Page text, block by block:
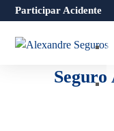
Participar Acidente
Seguro